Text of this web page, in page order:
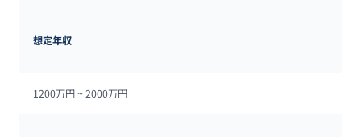
想定年収
1200万円 ~ 2000万円